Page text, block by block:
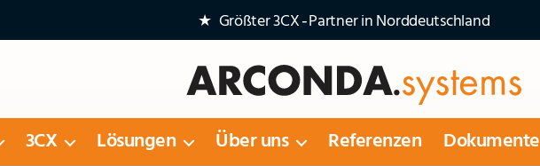
★ Größter 3CX‑Partner in Norddeutschland
Arconda
Systems
AG
3CX Lösungen Über uns Referenzen Dokumente